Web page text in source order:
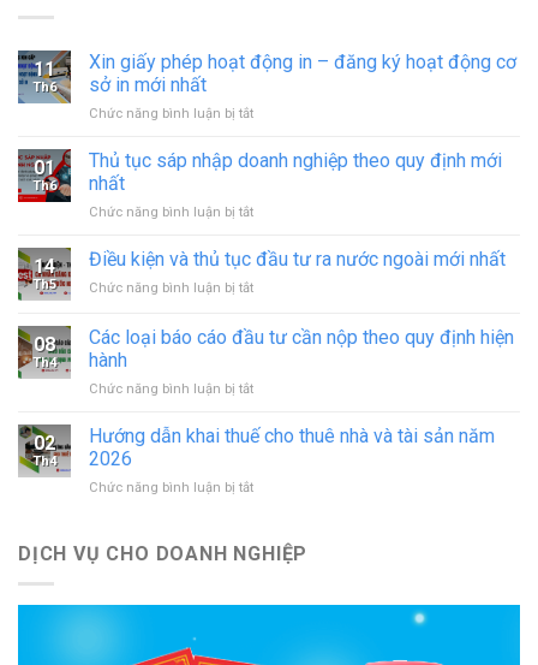
11
Th6
Xin giấy phép hoạt động in – đăng ký hoạt động cơ
sở in mới nhất
Chức năng bình luận bị tắtở
giấy
động
–
ký
động
nhất
01
Th6
Thủ tục sáp nhập doanh nghiệp theo quy định mới
nhất
Chức năng bình luận bị tắtở
tục
nhập
nghiệp
định
nhất
14
Th5
Điều kiện và thủ tục đầu tư ra nước ngoài mới nhất
Chức năng bình luận bị tắtở
kiện
và
tục
tư
ngoài
08
Th4
Các loại báo cáo đầu tư cần nộp theo quy định hiện
hành
Chức năng bình luận bị tắtở
loại
đầu
nộp
02
Th4
Hướng dẫn khai thuế cho thuê nhà và tài sản năm
2026
Chức năng bình luận bị tắtở
khai
thuê
DỊCH VỤ CHO DOANH NGHIỆP